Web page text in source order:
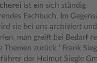
ist ein sich ständig
Fachbuch. Im
sie bei uns archiviert
man greift bei Bedarf
Themen zurück." Frank
der Helmut Siegle